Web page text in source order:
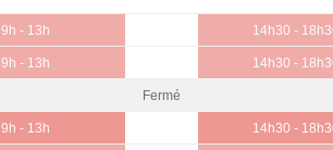
9h - 13h 14h30 -
9h - 13h 14h30 -
Fermé
9h - 13h 14h30 -